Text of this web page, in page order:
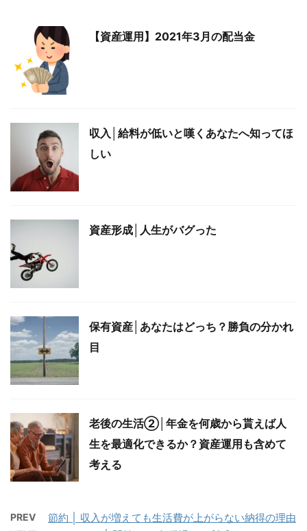
【資産運用】2021年3月の配当金
収入│給料が低いと嘆くあなたへ知ってほ
しい
資産形成│人生がバグった
保有資産│あなたはどっち？勝負の分かれ
目
老後の生活②│年金を何歳から貰えば人
生を最適化できるか？資産運用も含めて
考える
PREV 節約 │ 収入が増えても生活費が上がらない納得の理由